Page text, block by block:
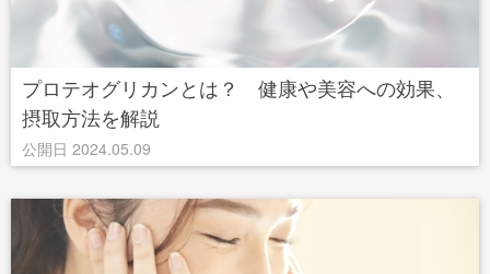
プロテオグリカンとは？ 健康や美容への効果、
摂取方法を解説
公開日 2024.05.09